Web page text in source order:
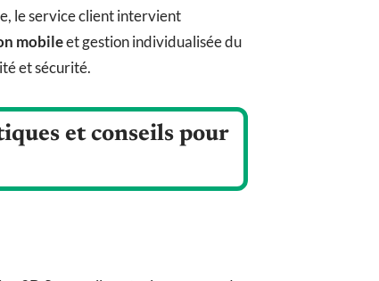
le service client intervient
mobileet gestion individualisée du
et sécurité.
et conseils pour